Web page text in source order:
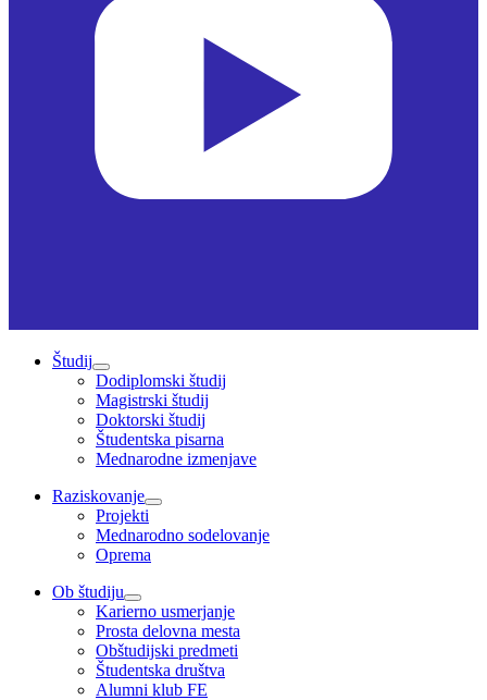
Študij
Dodiplomski študij
Magistrski študij
Doktorski študij
Študentska pisarna
Mednarodne izmenjave
Raziskovanje
Projekti
Mednarodno sodelovanje
Oprema
Ob študiju
Karierno usmerjanje
Prosta delovna mesta
Obštudijski predmeti
Študentska društva
Alumni klub FE